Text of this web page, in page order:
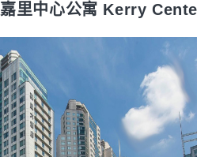
嘉里中心公寓 Kerry